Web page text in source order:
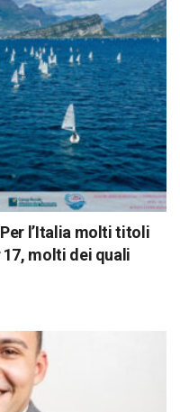
l’Italia molti titoli
17, molti dei quali